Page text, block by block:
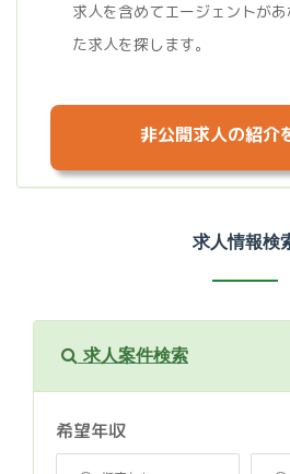
求人を含めてエージェントが
た求人を探します。
非公開求人の紹介
求人情報検
求人案件検索
希望年収